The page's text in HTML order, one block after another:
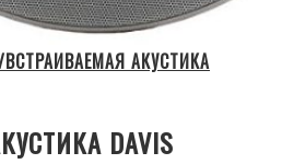
АКУСТИКА
DAVIS